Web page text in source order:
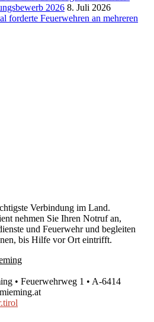
2026 8. Juli 2026
forderte Feuerwehren an mehreren
Verbindung im Land.
nehmen Sie Ihren Notruf an,
und Feuerwehr und begleiten
bis Hilfe vor Ort eintrifft.
• Feuerwehrweg 1 • A-6414